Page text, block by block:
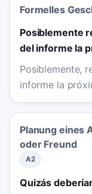
Formelles
Posiblemente
del informe la
Posiblemente,
informe la
Planung eines
oder Freund
A2
Quizás